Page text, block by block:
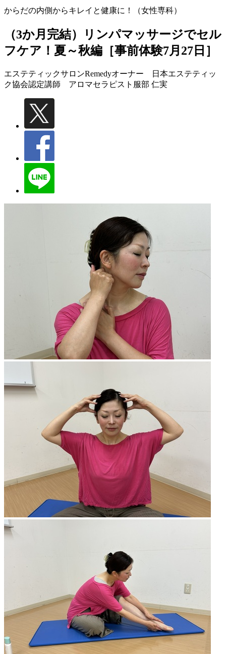
からだの内側からキレイと健康に！（女性専科）
（3か月完結）リンパマッサージでセル
フケア！夏～秋編［事前体験7月27日］
エステティックサロンRemedyオーナー 日本エステティッ
ク協会認定講師 アロマセラピスト 服部 仁実